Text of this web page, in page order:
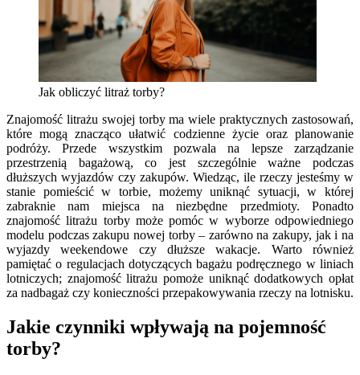
Jak obliczyć litraż torby?
Znajomość litrażu swojej torby ma wiele praktycznych zastosowań,
które mogą znacząco ułatwić codzienne życie oraz planowanie
podróży. Przede wszystkim pozwala na lepsze zarządzanie
przestrzenią bagażową, co jest szczególnie ważne podczas
dłuższych wyjazdów czy zakupów. Wiedząc, ile rzeczy jesteśmy w
stanie pomieścić w torbie, możemy uniknąć sytuacji, w której
zabraknie nam miejsca na niezbędne przedmioty. Ponadto
znajomość litrażu torby może pomóc w wyborze odpowiedniego
modelu podczas zakupu nowej torby – zarówno na zakupy, jak i na
wyjazdy weekendowe czy dłuższe wakacje. Warto również
pamiętać o regulacjach dotyczących bagażu podręcznego w liniach
lotniczych; znajomość litrażu pomoże uniknąć dodatkowych opłat
za nadbagaż czy konieczności przepakowywania rzeczy na lotnisku.
Jakie czynniki wpływają na pojemność
torby?